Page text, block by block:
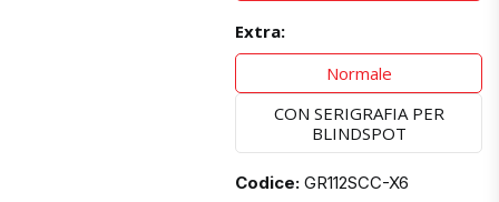
Extra:
Normale
CON SERIGRAFIA PER
BLINDSPOT
Codice: GR112SCC-X6